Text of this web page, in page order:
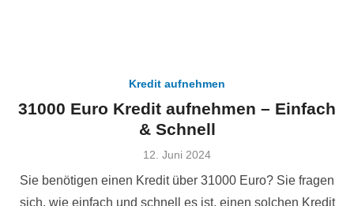
Kredit aufnehmen
31000 Euro Kredit aufnehmen – Einfach
& Schnell
Veröffentlicht
12. Juni 2024
Sie benötigen einen Kredit über 31000 Euro? Sie fragen
sich, wie einfach und schnell es ist, einen solchen Kredit